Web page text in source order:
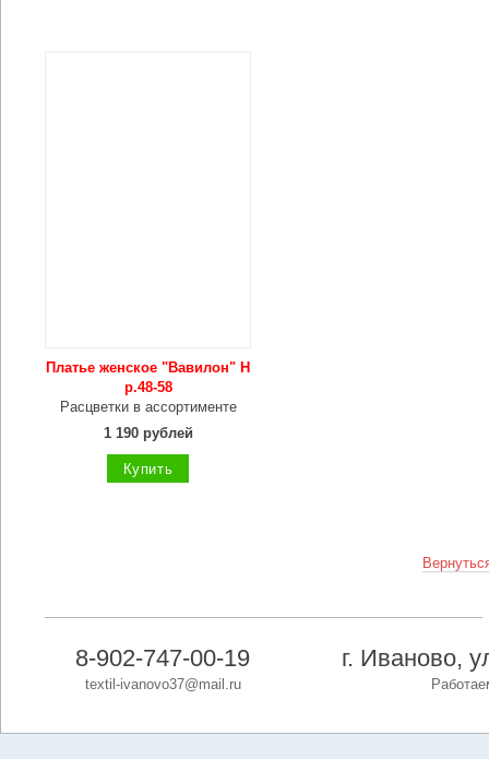
Платье женское "Вавилон" Н
р.48-58
Расцветки в ассортименте
1 190 рублей
Купить
8-902-747-00-19
textil-ivanovo37@mail.ru
г. Иваново,